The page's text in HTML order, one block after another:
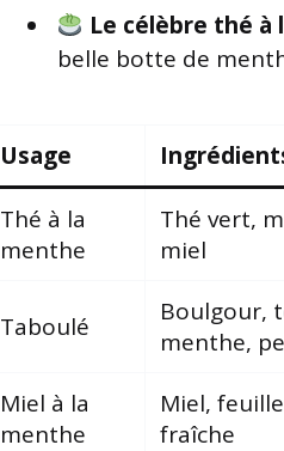
Le célèbre thé à
belle botte de
Usage
Thé à la
menthe
Thé vert,
miel
Taboulé
Boulgour,
menthe,
Miel à la
menthe
Miel,
fraîche